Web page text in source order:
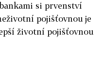
si prvenství
pojišťovnou je
životní pojišťovnou